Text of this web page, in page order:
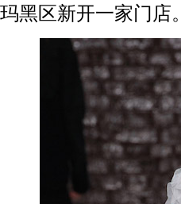
玛黑区新开一家门店。